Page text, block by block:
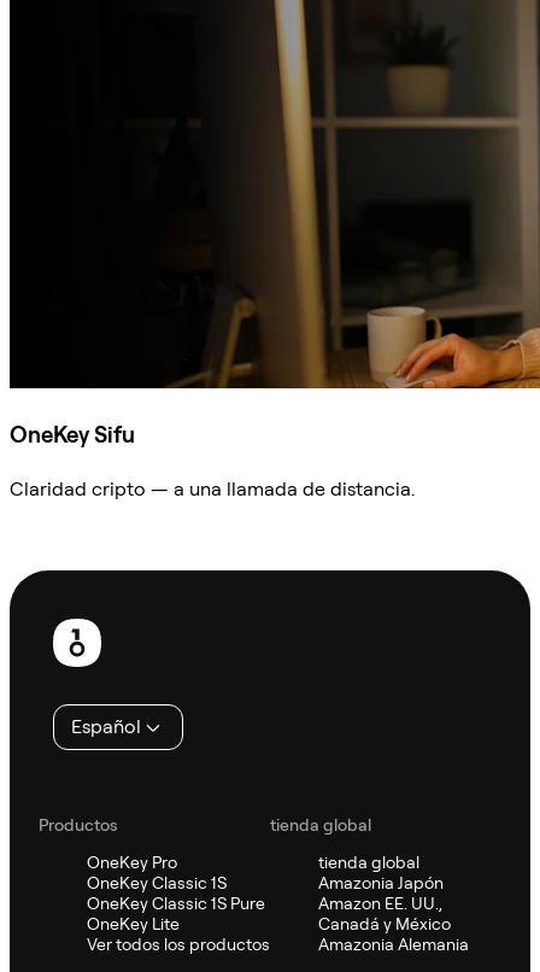
OneKey Sifu
Claridad cripto — a una llamada de distancia.
Pie
página
Español
Productos
OneKey Pro
OneKey Classic 1S
OneKey Classic 1S Pure
OneKey Lite
Ver todos los productos
tienda global
tienda global
Amazonia Japón
Amazon EE. UU.,
Canadá y México
Amazonia Alemania